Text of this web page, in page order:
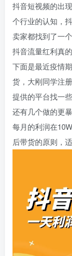
抖音短视频的出
个行业的认知，
卖家都找到了一
抖音流量红利真
下面是最近疫情
货，大刚同学注
提供的平台找一
还有几个做的更
每月的利润在
后带货的原则，